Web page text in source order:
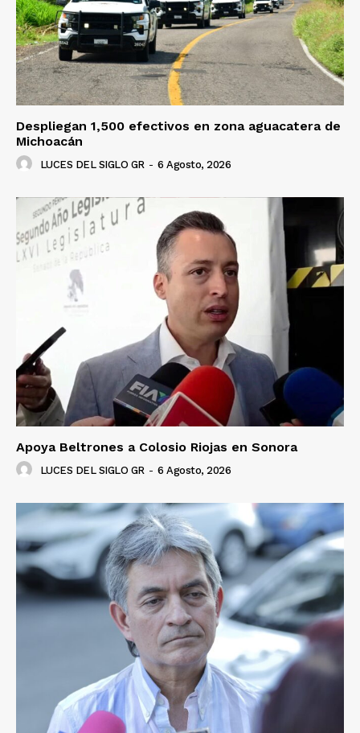
Luces
Del Siglo
Despliegan 1,500 efectivos en zona aguacatera de
Michoacán
LUCES DEL SIGLO GR - 6 Agosto, 2026
Apoya Beltrones a Colosio Riojas en Sonora
LUCES DEL SIGLO GR - 6 Agosto, 2026